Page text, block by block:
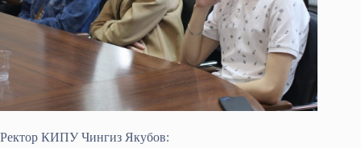
Ректор КИПУ Чингиз Якубов: